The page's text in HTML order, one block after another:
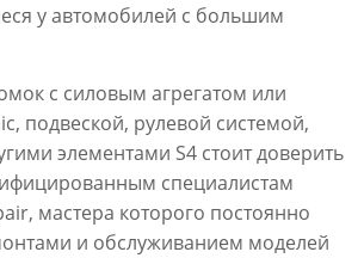
у автомобилей с большим
с силовым агрегатом или
подвеской, рулевой системой,
элементами S4 стоит доверить
специалистам
мастера которого постоянно
и обслуживанием моделей